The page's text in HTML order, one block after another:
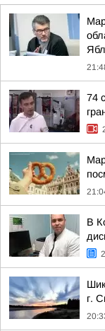
74
В
г.